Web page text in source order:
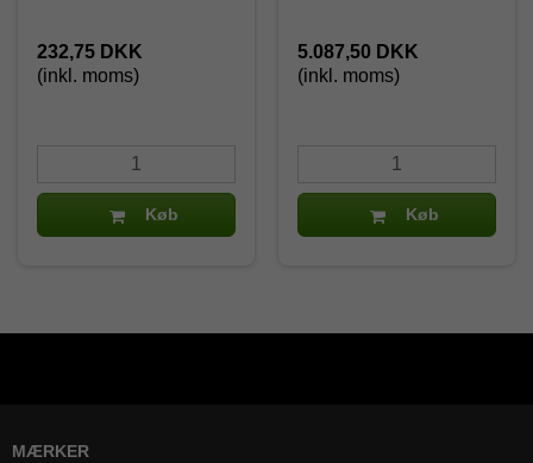
232,75 DKK
(inkl. moms)
Køb
5.087,50 DKK
(inkl. moms)
Køb
MÆRKER